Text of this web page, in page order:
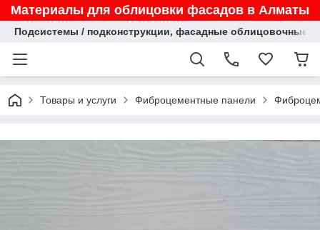
Материалы для облицовки фасадов в Алматы
Подсистемы / подконструкции, фасадные облицовочные
Товары и услуги Фиброцементные панели